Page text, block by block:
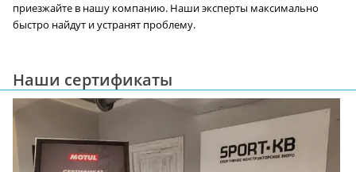
приезжайте в нашу компанию. Наши эксперты максимально
быстро найдут и устранят проблему.
Наши сертификаты